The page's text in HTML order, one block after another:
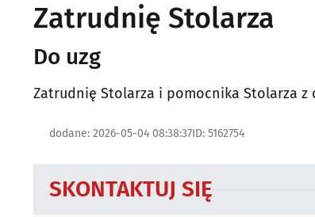
Zatrudnię Stolarza
Do uzg
Zatrudnię Stolarza i pomocnika Stolarza
dodane: 2026-05-04 08:38:37ID: 5162754
SKONTAKTUJ SIĘ